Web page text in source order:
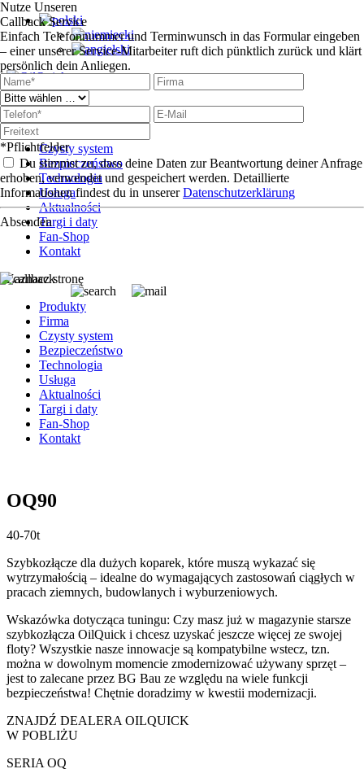
Produkty
Czysty system
Bezpieczeństwo
Technologia
Usługa
Aktualności
Targi i daty
Fan-Shop
Kontakt
Zaznacz stronę
Produkty
Firma
Czysty system
Bezpieczeństwo
Technologia
Usługa
Aktualności
Targi i daty
Fan-Shop
Kontakt
OQ90
40-70t
Szybkozłącze dla dużych koparek, które muszą wykazać się
wytrzymałością – idealne do wymagających zastosowań ciągłych w
pracach ziemnych, budowlanych i wyburzeniowych.
Wskazówka dotycząca tuningu: Czy masz już w magazynie starsze
szybkozłącza OilQuick i chcesz uzyskać jeszcze więcej ze swojej
floty? Wszystkie nasze innowacje są kompatybilne wstecz, tzn.
można w dowolnym momencie zmodernizować używany sprzęt –
jest to zalecane przez BG Bau ze względu na wiele funkcji
bezpieczeństwa! Chętnie doradzimy w kwestii modernizacji.
ZNAJDŹ DEALERA OILQUICK
W POBLIŻU
SERIA OQ
Nutze Unseren
Callback Service
Einfach Telefonnummer und Terminwunsch in das Formular eingeben
– einer unserer Service-Mitarbeiter ruft dich pünktlich zurück und klärt
persönlich dein Anliegen.
*Pflichtfelder
Du stimmst zu, dass deine Daten zur Beantwortung deiner Anfrage
erhoben, verwendet und gespeichert werden. Detaillierte
Informationen findest du in unsererDatenschutzerklärung
Absenden